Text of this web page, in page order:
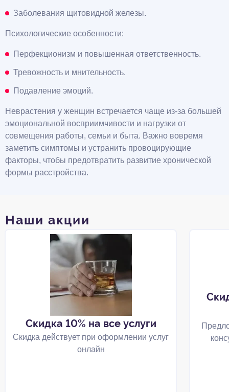
Заболевания щитовидной железы.
Психологические особенности:
Перфекционизм и повышенная ответственность.
Тревожность и мнительность.
Подавление эмоций.
Неврастения у женщин встречается чаще из-за большей
эмоциональной восприимчивости и нагрузки от
совмещения работы, семьи и быта. Важно вовремя
заметить симптомы и устранить провоцирующие
факторы, чтобы предотвратить развитие хронической
формы расстройства.
Наши акции
Скидка 10% на все услуги
Скидка действует при оформлении услуг
онлайн